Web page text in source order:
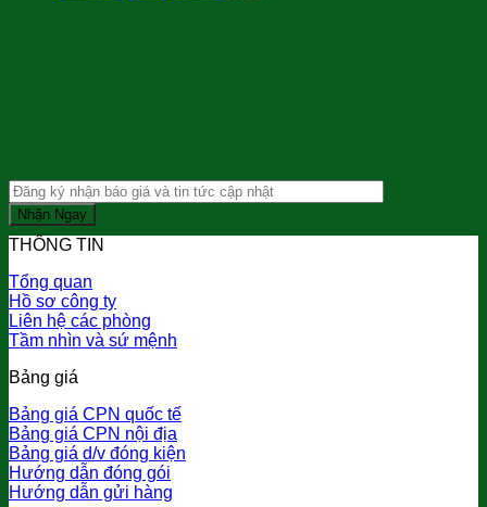
THÔNG TIN
Tổng quan
Hồ sơ công ty
Liên hệ các phòng
Tầm nhìn và sứ mệnh
Bảng giá
Bảng giá CPN quốc tế
Bảng giá CPN nội địa
Bảng giá d/v đóng kiện
Hướng dẫn đóng gói
Hướng dẫn gửi hàng